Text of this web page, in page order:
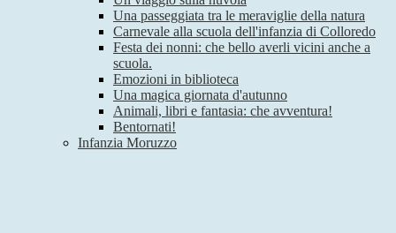
Una passeggiata tra le meraviglie della natura
Carnevale alla scuola dell'infanzia di Colloredo
Festa dei nonni: che bello averli vicini anche a
scuola.
Emozioni in biblioteca
Una magica giornata d'autunno
Animali, libri e fantasia: che avventura!
Bentornati!
Infanzia Moruzzo